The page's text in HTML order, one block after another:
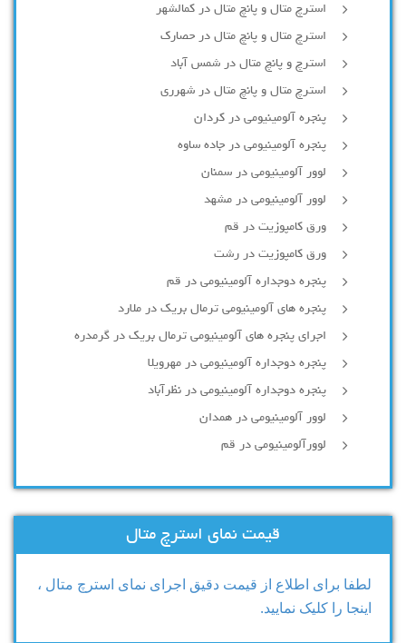
استرچ متال و پانچ متال در کمالشهر
استرچ متال و پانچ متال در حصارك
استرچ و پانچ متال در شمس آباد
استرچ متال و پانچ متال در شهرری
پنجره آلومینیومی در کردان
پنجره آلومینیومی در جاده ساوه
لوور آلومینیومی در سمنان
لوور آلومینیومی در مشهد
ورق کامپوزیت در قم
ورق کامپوزیت در رشت
پنجره دوجداره آلومينيومی در قم
پنجره های آلومینیومی ترمال بریک در ملارد
اجرای پنجره های آلومینیومی ترمال بریک در گرمدره
پنجره دوجداره آلومینیومی در مهرویلا
پنجره دوجداره آلومینیومی در نظرآباد
لوور آلومینیومی در همدان
لوورآلومینیومی در قم
قیمت نمای استرچ متال
لطفا برای اطلاع از قیمت دقیق اجرای نمای استرچ متال ،
اینجا را کلیک نمایید.